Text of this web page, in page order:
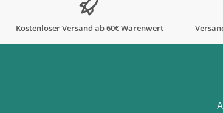
Kostenloser Versand ab 60€ Warenwert